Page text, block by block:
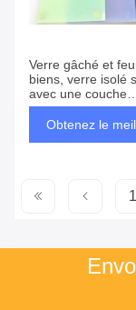
Verre gâché et
biens, verre isolé
avec une couche
intermédiaire de
Obtenez le
1